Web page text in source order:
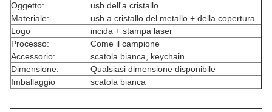
Oggetto:
usb dell'a cristallo
Materiale:
usb a cristallo del metallo + della copertura
Logo
incida + stampa laser
Processo:
Come il campione
Accessorio:
scatola bianca, keychain
Dimensione:
Qualsiasi dimensione disponibile
Imballaggio
scatola bianca